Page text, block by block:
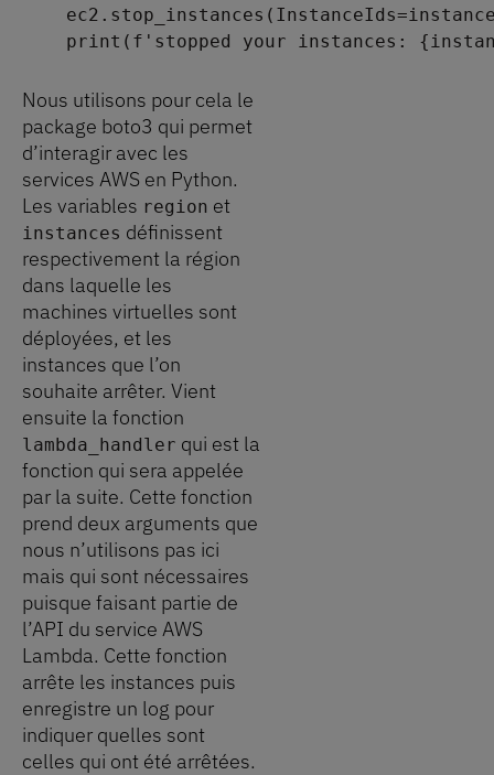
print(f'stopped your instances:
Nous utilisons pour cela le
package boto3 qui permet
d’interagir avec les
services AWS en Python.
Les variables region et
instances définissent
respectivement la région
dans laquelle les
machines virtuelles sont
déployées, et les
instances que l’on
souhaite arrêter. Vient
ensuite la fonction
lambda_handler qui est la
fonction qui sera appelée
par la suite. Cette fonction
prend deux arguments que
nous n’utilisons pas ici
mais qui sont nécessaires
puisque faisant partie de
l’API du service AWS
Lambda. Cette fonction
arrête les instances puis
enregistre un log pour
indiquer quelles sont
celles qui ont été arrêtées.